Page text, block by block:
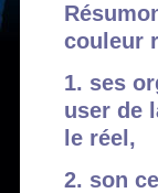
couleur
1. ses
user de
le réel,
2. son